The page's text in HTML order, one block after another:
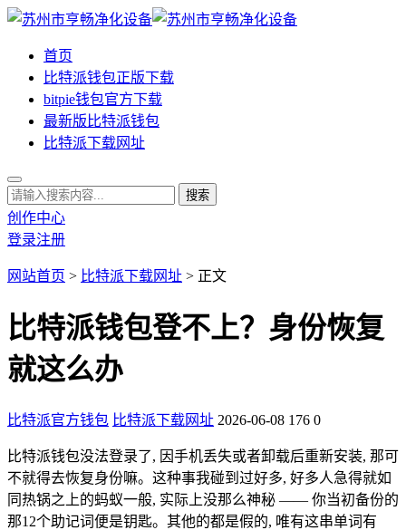
首页
比特派钱包正版下载
bitpie钱包官方下载
最新版比特派钱包
比特派下载网址
创作中心
登录注册
网站首页 > 比特派下载网址 > 正文
比特派钱包登不上？身份恢复
就这么办
比特派官方钱包 比特派下载网址 2026-06-08 176 0
比特派钱包没法登录了, 因手机丢失或者卸载后重新安装, 那可
不就得去恢复身份嘛。这种事我碰到过好多, 好多人急得就如
同热锅之上的蚂蚁一般, 实际上没那么神秘 —— 你当初备份的
那12个助记词便是钥匙。其他的都是假的, 唯有这串单词有